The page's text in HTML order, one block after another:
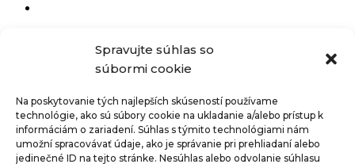
Spravujte súhlas so
súbormi cookie
Na poskytovanie tých najlepších skúseností používame
technológie, ako sú súbory cookie na ukladanie a/alebo prístup k
informáciám o zariadení. Súhlas s týmito technológiami nám
umožní spracovávať údaje, ako je správanie pri prehliadaní alebo
jedinečné ID na tejto stránke. Nesúhlas alebo odvolanie súhlasu
Exkurzia do Múzea Červený Kláštor
Hrnčiarsky kurz pre škôlkarov